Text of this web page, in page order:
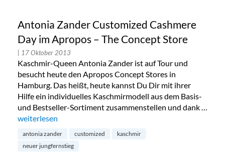
Antonia Zander Customized Cashmere
Day im Apropos – The Concept Store
| 17 Oktober 2013
Kaschmir-Queen Antonia Zander ist auf Tour und
besucht heute den Apropos Concept Stores in
Hamburg. Das heißt, heute kannst Du Dir mit ihrer
Hilfe ein individuelles Kaschmirmodell aus dem Basis-
und Bestseller-Sortiment zusammenstellen und dank …
„Antonia Zander Customized Cashmere Day im Apropos –
weiterlesen
antonia zander customized
kaschmir
neuer jungfernstieg